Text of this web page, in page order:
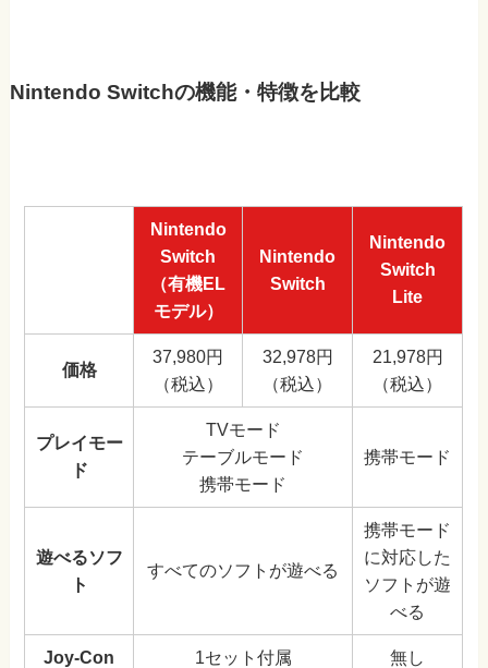
Nintendo Switchの機能・特徴を比較
Nintendo
Switch
（有機EL
モデル）
Nintendo
Switch
Nintendo
Switch
Lite
価格
37,980円
（税込）
32,978円
（税込）
21,978円
（税込）
プレイモー
ド
TVモード
テーブルモード
携帯モード
携帯モード
遊べるソフ
ト
すべてのソフトが遊べる
携帯モード
に対応した
ソフトが遊
べる
Joy-Con 1セット付属 無し